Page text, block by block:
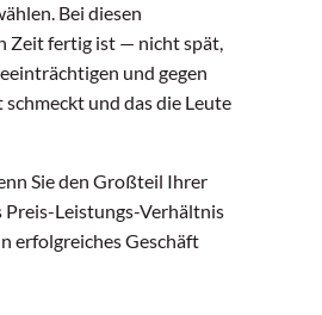
Bei diesen
Zeit fertig ist — nicht spät,
und gegen
und das die Leute
Sie den Großteil Ihrer
Preis-Leistungs-Verhältnis
erfolgreiches Geschäft